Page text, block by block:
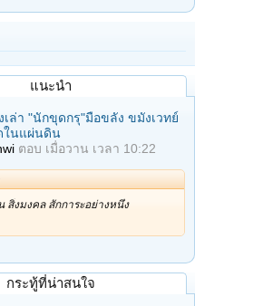
แนะนำ
เล่า "นักขุดกรุ"มือขลัง ขมังเวทย์
ในแผ่นดิน
ตอบ เมื่อวาน เวลา 10:22
สิ่งมงคล สักการะอย่างหนึ่ง
กระทู้ที่น่าสนใจ